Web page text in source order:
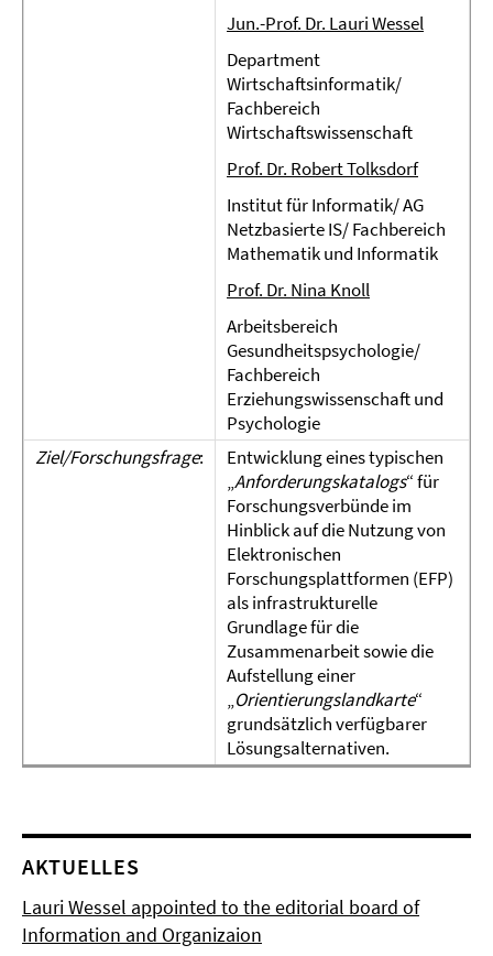
Jun.-Prof. Dr. Lauri Wessel
Department
Wirtschaftsinformatik/
Fachbereich
Wirtschaftswissenschaft
Prof. Dr. Robert Tolksdorf
Institut für Informatik/ AG
Netzbasierte IS/ Fachbereich
Mathematik und Informatik
Prof. Dr. Nina Knoll
Arbeitsbereich
Gesundheitspsychologie/
Fachbereich
Erziehungswissenschaft und
Psychologie
Ziel/Forschungsfrage:
Entwicklung eines typischen
„Anforderungskatalogs“ für
Forschungsverbünde im
Hinblick auf die Nutzung von
Elektronischen
Forschungsplattformen (EFP)
als infrastrukturelle
Grundlage für die
Zusammenarbeit sowie die
Aufstellung einer
„Orientierungslandkarte“
grundsätzlich verfügbarer
Lösungsalternativen.
AKTUELLES
Lauri Wessel appointed to the editorial board of
Information and Organizaion